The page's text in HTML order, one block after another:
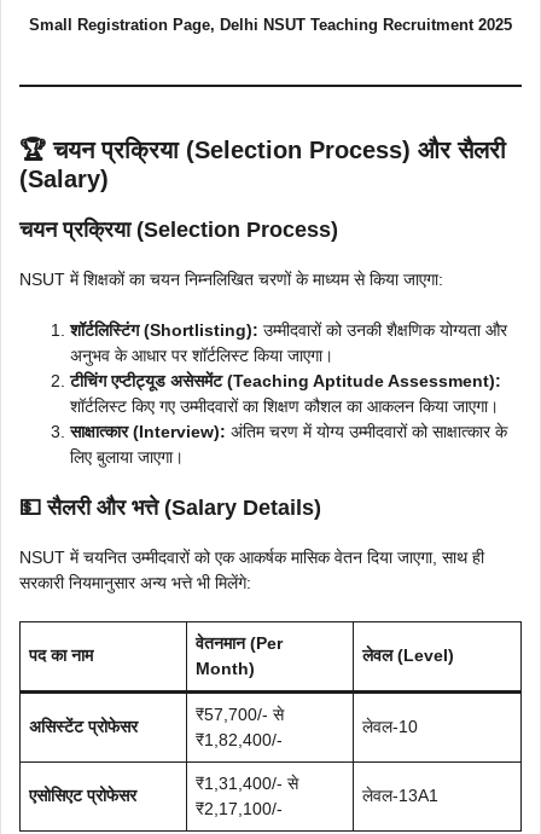
Small Registration Page, Delhi NSUT Teaching Recruitment 2025
🏆 चयन प्रक्रिया (Selection Process) और सैलरी
(Salary)
चयन प्रक्रिया (Selection Process)
NSUT में शिक्षकों का चयन निम्नलिखित चरणों के माध्यम से किया जाएगा:
शॉर्टलिस्टिंग (Shortlisting): उम्मीदवारों को उनकी शैक्षणिक योग्यता और
अनुभव के आधार पर शॉर्टलिस्ट किया जाएगा।
टीचिंग एप्टीट्यूड असेसमेंट (Teaching Aptitude Assessment):
शॉर्टलिस्ट किए गए उम्मीदवारों का शिक्षण कौशल का आकलन किया जाएगा।
साक्षात्कार (Interview): अंतिम चरण में योग्य उम्मीदवारों को साक्षात्कार के
लिए बुलाया जाएगा।
💵 सैलरी और भत्ते (Salary Details)
NSUT में चयनित उम्मीदवारों को एक आकर्षक मासिक वेतन दिया जाएगा, साथ ही
सरकारी नियमानुसार अन्य भत्ते भी मिलेंगे:
पद का नाम
वेतनमान (Per
Month)
लेवल (Level)
असिस्टेंट प्रोफेसर
₹57,700/- से
₹1,82,400/-
लेवल-10
एसोसिएट प्रोफेसर
₹1,31,400/- से
₹2,17,100/-
लेवल-13A1